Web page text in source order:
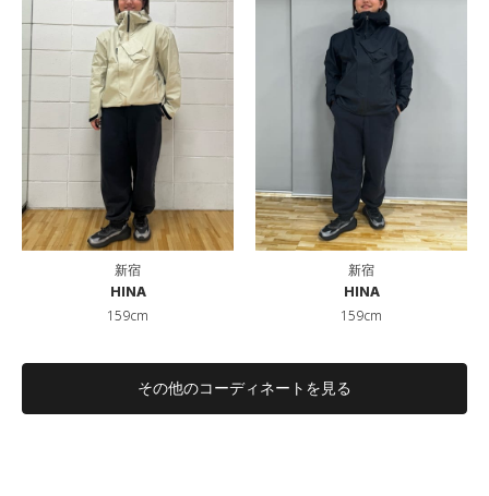
新宿
HINA
159cm
新宿
HINA
159cm
その他のコーディネートを見る